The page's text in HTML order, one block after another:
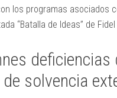
los programas asociados
“Batalla de Ideas” de
deficiencias
solvencia